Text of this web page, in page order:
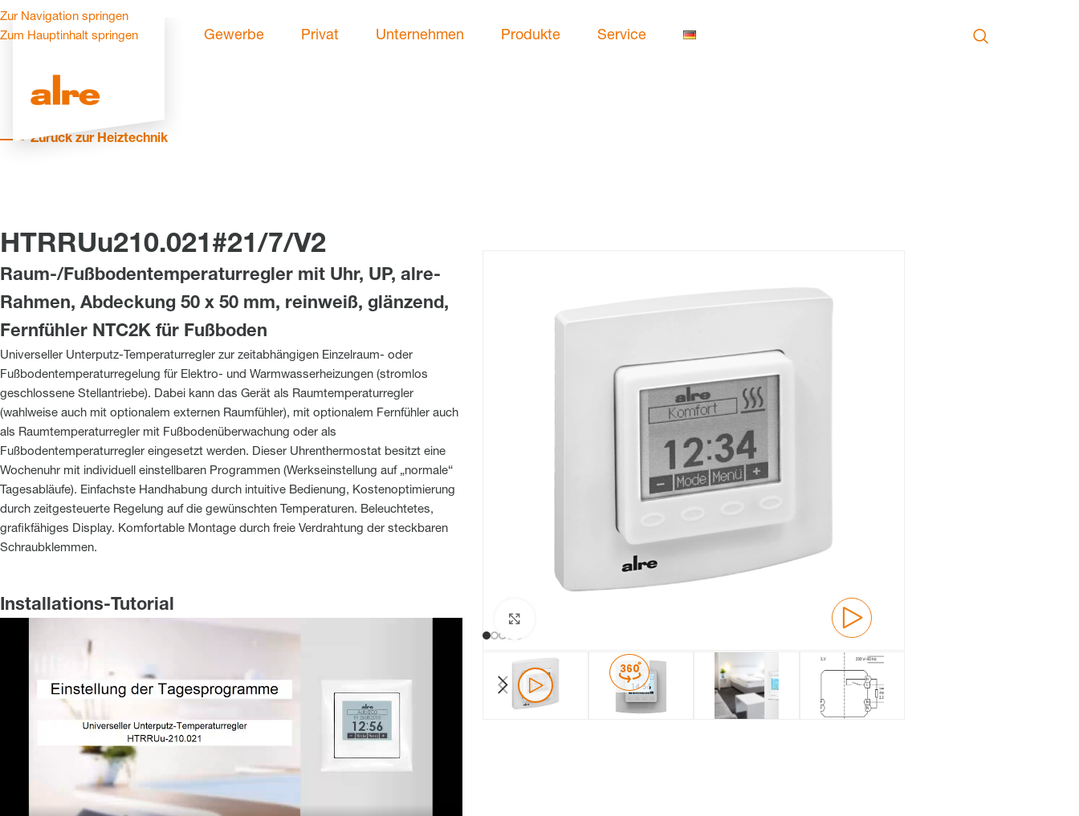
Zur Navigation springen
Zum Hauptinhalt springen
Gewerbe Privat Unternehmen Produkte
Unterputz
Service
Zurück zur Heiztechnik
HTRRUu210.021#21/7/V2
Raum-/Fußbodentemperaturregler mit Uhr, UP, alre-
Rahmen, Abdeckung 50 x 50 mm, reinweiß, glänzend,
Fernfühler NTC2K für Fußboden
Universeller Unterputz-Temperaturregler zur zeitabhängigen Einzelraum- oder
Fußbodentemperaturregelung für Elektro- und Warmwasserheizungen (stromlos
geschlossene Stellantriebe). Dabei kann das Gerät als Raumtemperaturregler
(wahlweise auch mit optionalem externen Raumfühler), mit optionalem Fernfühler auch
als Raumtemperaturregler mit Fußbodenüberwachung oder als
Fußbodentemperaturregler eingesetzt werden. Dieser Uhrenthermostat besitzt eine
Wochenuhr mit individuell einstellbaren Programmen (Werkseinstellung auf „normale“
Tagesabläufe). Einfachste Handhabung durch intuitive Bedienung, Kostenoptimierung
durch zeitgesteuerte Regelung auf die gewünschten Temperaturen. Beleuchtetes,
grafikfähiges Display. Komfortable Montage durch freie Verdrahtung der steckbaren
Schraubklemmen.
Installations-Tutorial